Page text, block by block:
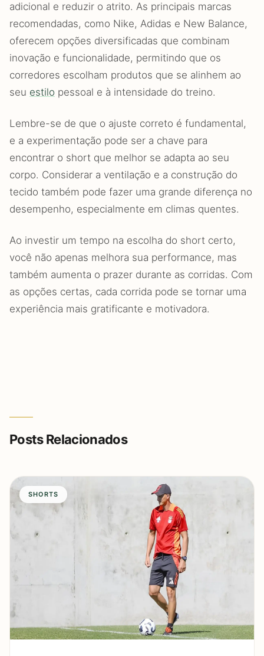
adicional e reduzir o atrito. As principais marcas
recomendadas, como Nike, Adidas e New Balance,
oferecem opções diversificadas que combinam
inovação e funcionalidade, permitindo que os
corredores escolham produtos que se alinhem ao
seu estilo pessoal e à intensidade do treino.
Lembre-se de que o ajuste correto é fundamental,
e a experimentação pode ser a chave para
encontrar o short que melhor se adapta ao seu
corpo. Considerar a ventilação e a construção do
tecido também pode fazer uma grande diferença no
desempenho, especialmente em climas quentes.
Ao investir um tempo na escolha do short certo,
você não apenas melhora sua performance, mas
também aumenta o prazer durante as corridas. Com
as opções certas, cada corrida pode se tornar uma
experiência mais gratificante e motivadora.
Posts Relacionados
SHORTS